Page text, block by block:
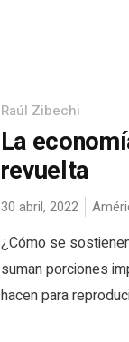
Raúl Zibechi
La
revuelta
30 abril, 2022
¿Cómo se
suman porciones
hacen para